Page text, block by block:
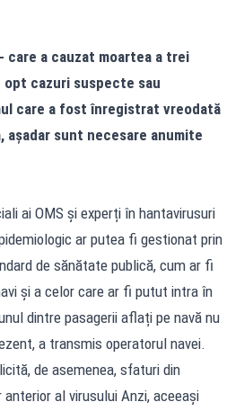
care a cauzat moartea a trei
cazuri suspecte sau
care a fost înregistrat vreodată
așadar sunt necesare anumite
ai OMS și experți în hantavirusuri
ar putea fi gestionat prin
de sănătate publică, cum ar fi
și a celor care ar fi putut intra în
dintre pasagerii aflați pe navă nu
a transmis operatorul navei.
de asemenea, sfaturi din
al virusului Anzi, aceeași